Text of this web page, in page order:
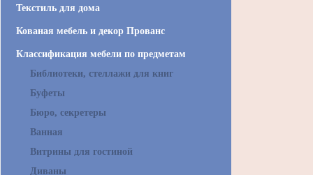
Текстиль для дома
Кованая мебель и декор Прованс
Классификация мебели по предметам
Библиотеки, стеллажи для книг
Буфеты
Бюро, секретеры
Ванная
Витрины для гостиной
Диваны